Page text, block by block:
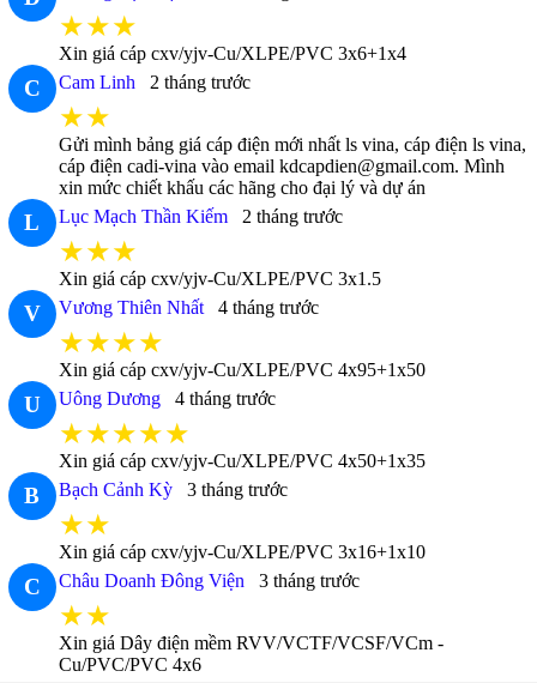
★★★
Xin giá cáp cxv/yjv-Cu/XLPE/PVC 3x6+1x4
C Cam Linh 2 tháng trước
★★
Gửi mình bảng giá cáp điện mới nhất ls vina, cáp điện ls vina,
cáp điện cadi-vina vào email kdcapdien@gmail.com. Mình
xin mức chiết khấu các hãng cho đại lý và dự án
L Lục Mạch Thần Kiếm 2 tháng trước
★★★
Xin giá cáp cxv/yjv-Cu/XLPE/PVC 3x1.5
V Vương Thiên Nhất 4 tháng trước
★★★★
Xin giá cáp cxv/yjv-Cu/XLPE/PVC 4x95+1x50
U Uông Dương 4 tháng trước
★★★★★
Xin giá cáp cxv/yjv-Cu/XLPE/PVC 4x50+1x35
B Bạch Cảnh Kỳ 3 tháng trước
★★
Xin giá cáp cxv/yjv-Cu/XLPE/PVC 3x16+1x10
C Châu Doanh Đông Viện 3 tháng trước
★★
Xin giá Dây điện mềm RVV/VCTF/VCSF/VCm -
Cu/PVC/PVC 4x6